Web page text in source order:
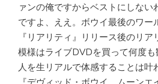
ァンの俺ですからベストにしない
ですよ、ええ。ボウイ最後のワ
『リアリティ』リリース後のリ
模様はライブDVDを買って何度
人を生リアルで体感することは